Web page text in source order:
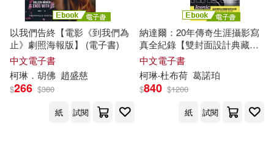
以我們告終【電影《到我們為
止》劇照海報版】 (電子書)
中文電子書
柯琳 ．胡佛 趙盛慈
$266 $380
紙
試閱
納達爾：20年傳奇生涯攝影寫
真全紀錄【雙封面設計典藏紀
念版】 (電子書)
中文電子書
柯琳‧杜布荷 葛諾珀
$840 $1200
紙
試閱